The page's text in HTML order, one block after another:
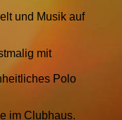
und Musik auf
mit
Polo
im Clubhaus.